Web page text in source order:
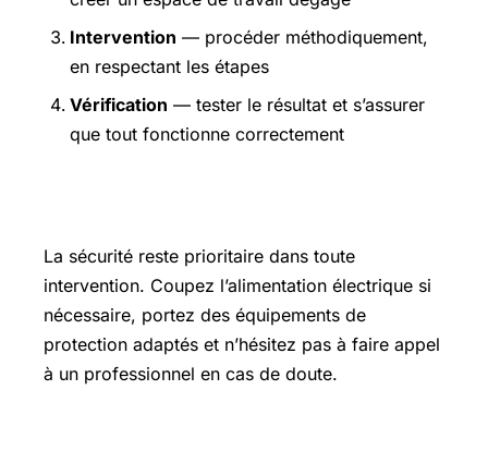
Intervention — procéder méthodiquement,
en respectant les étapes
Vérification — tester le résultat et s’assurer
que tout fonctionne correctement
La sécurité reste prioritaire dans toute
intervention. Coupez l’alimentation électrique si
nécessaire, portez des équipements de
protection adaptés et n’hésitez pas à faire appel
à un professionnel en cas de doute.